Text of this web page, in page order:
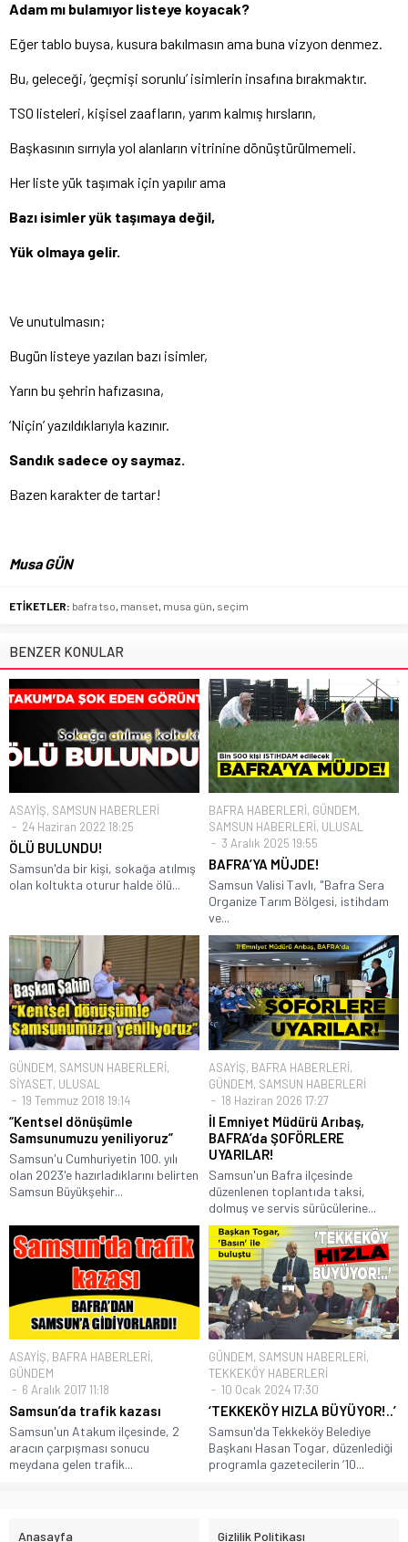
Adam mı bulamıyor listeye koyacak?
Eğer tablo buysa, kusura bakılmasın ama buna vizyon denmez.
Bu, geleceği, ‘geçmişi sorunlu’ isimlerin insafına bırakmaktır.
TSO listeleri, kişisel zaafların, yarım kalmış hırsların,
Başkasının sırrıyla yol alanların vitrinine dönüştürülmemeli.
Her liste yük taşımak için yapılır ama
Bazı isimler yük taşımaya değil,
Yük olmaya gelir.
Ve unutulmasın;
Bugün listeye yazılan bazı isimler,
Yarın bu şehrin hafızasına,
‘Niçin’ yazıldıklarıyla kazınır.
Sandık sadece oy saymaz.
Bazen karakter de tartar!
Musa GÜN
ETİKETLER: bafra tso, manset, musa gün, seçim
BENZER KONULAR
ASAYİŞ, SAMSUN HABERLERİ
24 Haziran 2022 18:25
ÖLÜ BULUNDU!
Samsun'da bir kişi, sokağa atılmış
olan koltukta oturur halde ölü...
BAFRA HABERLERİ, GÜNDEM,
SAMSUN HABERLERİ, ULUSAL
3 Aralık 2025 19:55
BAFRA’YA MÜJDE!
Samsun Valisi Tavlı, "Bafra Sera
Organize Tarım Bölgesi, istihdam
ve...
GÜNDEM, SAMSUN HABERLERİ,
SİYASET, ULUSAL
19 Temmuz 2018 19:14
“Kentsel dönüşümle
Samsunumuzu yeniliyoruz”
Samsun'u Cumhuriyetin 100. yılı
olan 2023'e hazırladıklarını belirten
Samsun Büyükşehir...
ASAYİŞ, BAFRA HABERLERİ,
GÜNDEM, SAMSUN HABERLERİ
18 Haziran 2026 17:27
İl Emniyet Müdürü Arıbaş,
BAFRA’da ŞOFÖRLERE
UYARILAR!
Samsun'un Bafra ilçesinde
düzenlenen toplantıda taksi,
dolmuş ve servis sürücülerine...
ASAYİŞ, BAFRA HABERLERİ,
GÜNDEM
6 Aralık 2017 11:18
Samsun’da trafik kazası
Samsun'un Atakum ilçesinde, 2
aracın çarpışması sonucu
meydana gelen trafik...
GÜNDEM, SAMSUN HABERLERİ,
TEKKEKÖY HABERLERİ
10 Ocak 2024 17:30
‘TEKKEKÖY HIZLA BÜYÜYOR!..’
Samsun'da Tekkeköy Belediye
Başkanı Hasan Togar, düzenlediği
programla gazetecilerin ‘10...
Anasayfa Gizlilik Politikası